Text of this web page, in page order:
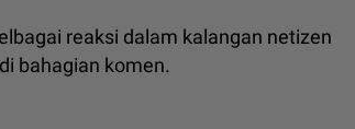
reaksi dalam kalangan netizen
bahagian komen.